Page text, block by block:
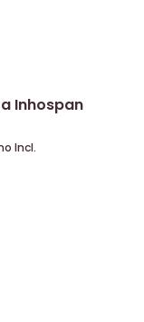
Inhospan
Incl.